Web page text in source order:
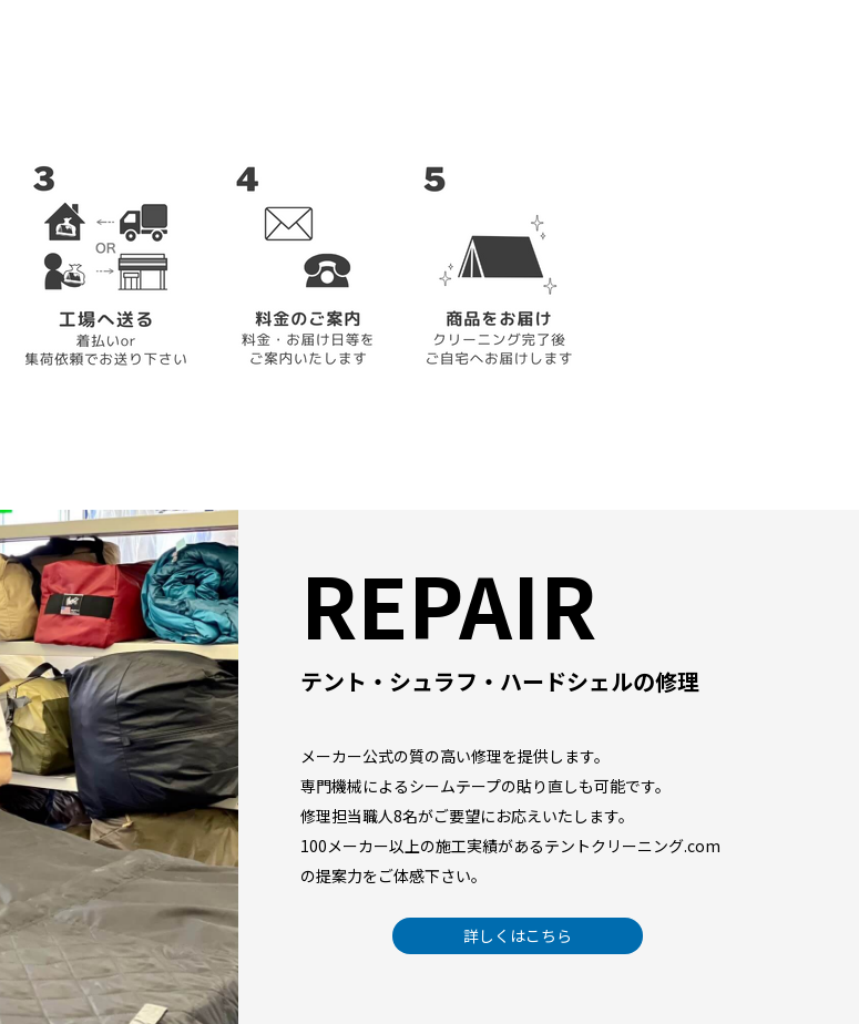
REPAIR
テント・シュラフ・ハードシェルの修理
メーカー公式の質の高い修理を提供します。
専門機械によるシームテープの貼り直しも可能です。
修理担当職人8名がご要望にお応えいたします。
100メーカー以上の施工実績があるテントクリーニング.com
の提案力をご体感下さい。
詳しくはこちら